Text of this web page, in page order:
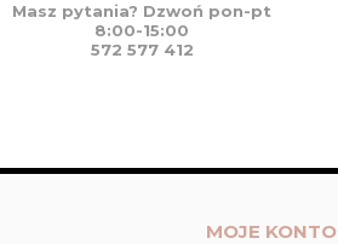
Masz pytania? Dzwoń pon-pt
8:00-15:00
572 577 412
MOJE KONTO